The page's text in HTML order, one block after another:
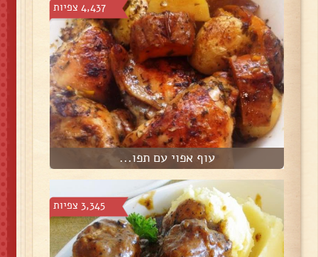
4,437 צפיות
עוף אפוי עם תפו...
3,345 צפיות